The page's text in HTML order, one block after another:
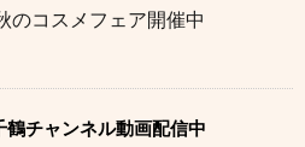
コスメフェア開催中
鶴チャンネル動画配信中